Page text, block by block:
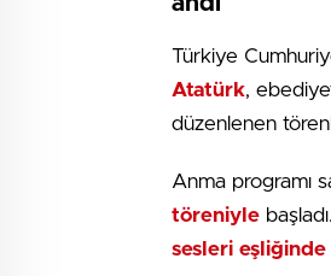
Türkiye
Atatürk,
düzenlenen
Anma programı
töreniyle
sesleri eşliğinde